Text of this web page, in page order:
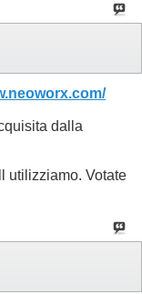
dalla
utilizziamo. Votate